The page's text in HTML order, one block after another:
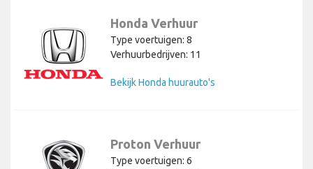
Honda Verhuur
Type voertuigen: 8
Verhuurbedrijven: 11
Bekijk Honda huurauto's
Proton Verhuur
Type voertuigen: 6